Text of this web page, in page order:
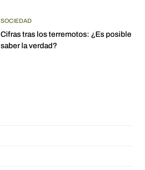
SOCIEDAD
Cifras tras los terremotos: ¿Es posible
saber la verdad?